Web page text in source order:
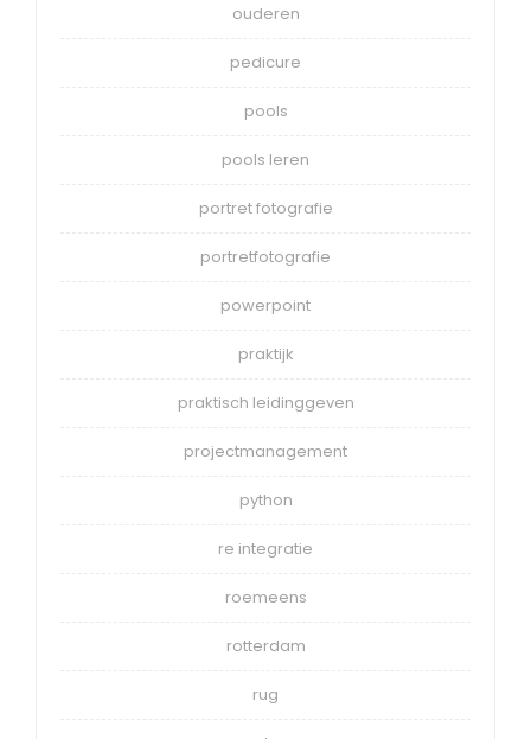
ouderen
pedicure
pools
pools leren
portret fotografie
portretfotografie
powerpoint
praktijk
praktisch leidinggeven
projectmanagement
python
re integratie
roemeens
rotterdam
rug